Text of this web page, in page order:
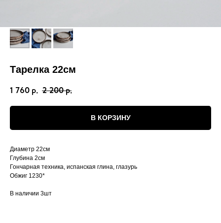
Тарелка 22см
1 760р. 2 200р.
В КОРЗИНУ
Диаметр 22см
Глубина 2см
Гончарная техника, испанская глина, глазурь
Обжиг 1230*
В наличии 3шт